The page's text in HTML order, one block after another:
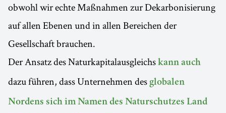
obwohl wir echte Maßnahmen zur Dekarbonisierung
auf allen Ebenen und in allen Bereichen der
Gesellschaft brauchen.
Der Ansatz des Naturkapitalausgleichs kann auch
dazu führen, dass Unternehmen des globalen
Nordens sich im Namen des Naturschutzes Land